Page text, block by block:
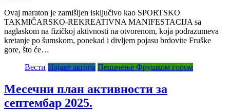
Ovaj maraton je zamišljen isključivo kao SPORTSKO
TAKMIČARSKO-REKREATIVNA MANIFESTACIJA sa
naglaskom na fizičkoj aktivnosti na otvorenom, koja podrazumeva
kretanje po šumskom, ponekad i divljem pojasu brdovite Fruške
gore, što će…
Вести Најаве акција Пешачење Фрушком гором
Месечни план активности за
септембар 2025.